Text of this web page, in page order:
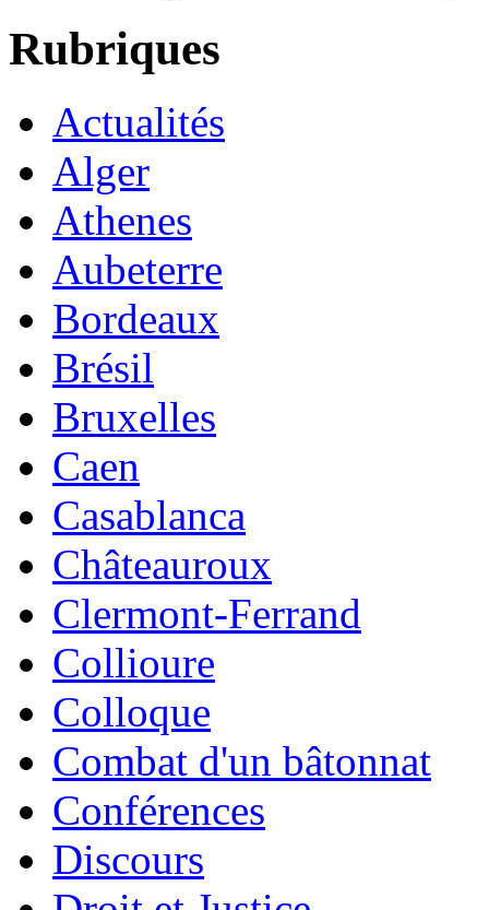
Rubriques
Actualités
Alger
Athenes
Aubeterre
Bordeaux
Brésil
Bruxelles
Caen
Casablanca
Châteauroux
Clermont-Ferrand
Collioure
Colloque
Combat d'un bâtonnat
Conférences
Discours